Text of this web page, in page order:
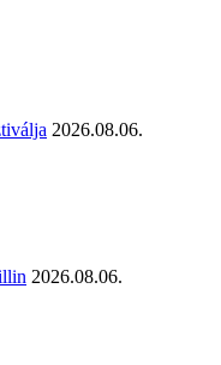
2026.08.06.
2026.08.06.